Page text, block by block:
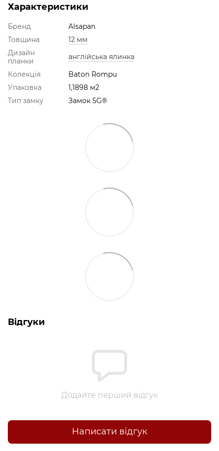
Характеристики
Бренд
Alsapan
Товщина
12 мм
Дизайн
планки
англійська ялинка
Колекція
Baton Rompu
Упаковка
1,1898 м2
Тип замку
Замок 5G®
Відгуки
Додайте перший відгук
Написати відгук